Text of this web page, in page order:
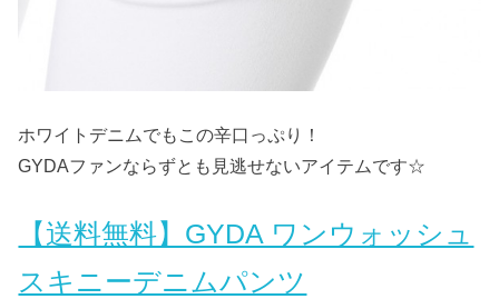
ホワイトデニムでもこの辛口っぷり！
GYDAファンならずとも見逃せないアイテムです☆
【送料無料】GYDA ワンウォッシュ
スキニーデニムパンツ